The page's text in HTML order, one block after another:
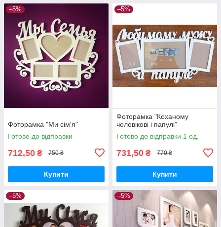
–5%
Фоторамка "Ми сім'я"
Готово до відправки
712,50 ₴ 750 ₴
Купити
–5%
Фоторамка "Коханому
чоловікові і папулі"
Готово до відправки 1 од.
731,50 ₴ 770 ₴
Купити
–5% –5%